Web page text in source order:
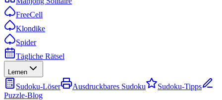
FreeCell
Klondike
Spider
Tägliche Rätsel
Lernen
Sudoku-Löser Ausdruckbares Sudoku
Sudoku-Tipps
Puzzle-Blog